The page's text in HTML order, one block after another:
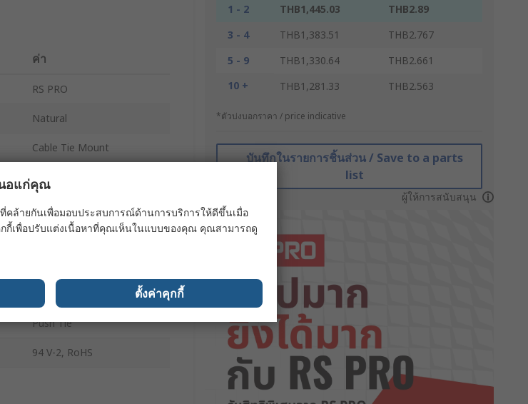
1 - 2 THB1,445.03
THB2.89
3 - 4
THB1,383.51
THB2.767
5 - 9
THB1,330.64
THB2.661
10 +
THB1,281.33 THB2.563
*ตัวบ่งบอกราคา / price indicative
บันทึกในรายการชิ้นส่วน / Save to a parts
list
ผู้ให้การสนับสนุน
ค่า
RS PRO
Natural
Cable Tie Mount
15mm
6.5mm
Push Tie
94 V-2, RoHS
นอแก่คุณ
คล้ายกันเพื่อมอบประสบการณ์ด้านการบริการให้ดีขึ้นเมื่อ
กี้เพื่อปรับแต่งเนื้อหาที่คุณเห็นในแบบของคุณ คุณสามารถดู
ตั้งค่าคุกกี้